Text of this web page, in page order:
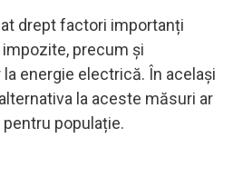
drept factori importanți
precum și
energie electrică. În același
la aceste măsuri ar
populație.